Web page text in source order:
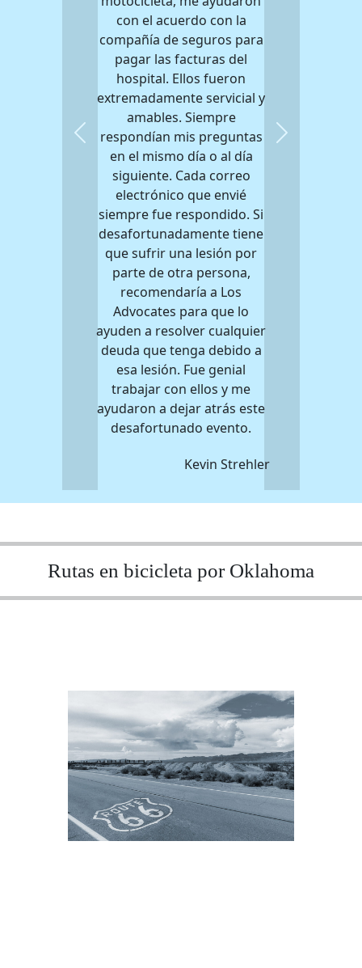
con el acuerdo con la
compañía de seguros para
pagar las facturas del
hospital. Ellos fueron
extremadamente servicial y
amables. Siempre
respondían mis preguntas
en el mismo día o al día
siguiente. Cada correo
electrónico que envié
siempre fue respondido. Si
desafortunadamente tiene
que sufrir una lesión por
parte de otra persona,
recomendaría a Los
Advocates para que lo
ayuden a resolver cualquier
deuda que tenga debido a
esa lesión. Fue genial
trabajar con ellos y me
ayudaron a dejar atrás este
desafortunado evento.
Kevin Strehler
Previous Next
Rutas en bicicleta por Oklahoma